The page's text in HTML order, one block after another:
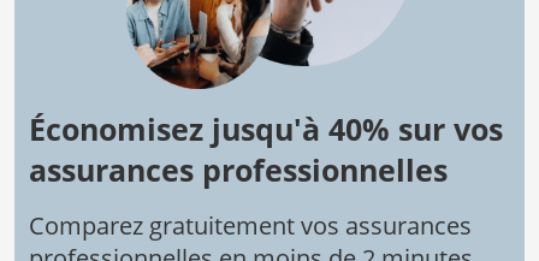
Économisez jusqu'à 40% sur vos
assurances professionnelles
Comparez gratuitement vos assurances